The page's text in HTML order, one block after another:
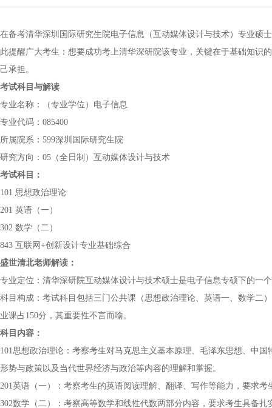
在备考清华深圳国际研究生院电子信息（互动媒体设计与技术）专业硕
此提醒广大考生：想要成功考上清华深研院该专业，关键在于基础知识
己承担。
考试科目与解读
专业名称：（专业学位）电子信息
专业代码：085400
所属院系：599深圳国际研究生院
研究方向：05（全日制）互动媒体设计与技术
考试科目：
101 思想政治理论
201 英语（一）
302 数学（二）
843 互联网+创新设计专业基础综合
盛世清北老师解读：
专业定位：清华深研院互动媒体设计与技术硕士是电子信息专硕下的一
科目构成：考试科目包括三门公共课（思想政治理论、英语一、数学二
业课占150分，其重要性不言而喻。
科目内容：
101思想政治理论：考察考生对马克思主义基本原理、毛泽东思想、中
形势与政策以及当代世界经济与政治等内容的理解和掌握。
201英语（一）：考察考生的英语阅读理解、翻译、写作等能力，要求
302数学（二）：考察高等数学和线性代数两部分内容，要求考生具备